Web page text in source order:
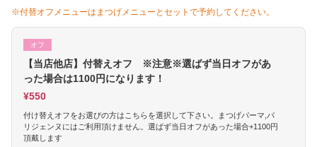
※付替オフメニューはまつげメニューとセットで予約してください。
オフ
【当店他店】付替えオフ ※注意※選ばず当日オフがあ
った場合は1100円になります！
¥550
付け替えオフをお選びの方はこちらを選択して下さい。まつげパーマ,パ
リジェンヌにはご利用頂けません。選ばず当日オフがあった場合+1100円
頂戴します